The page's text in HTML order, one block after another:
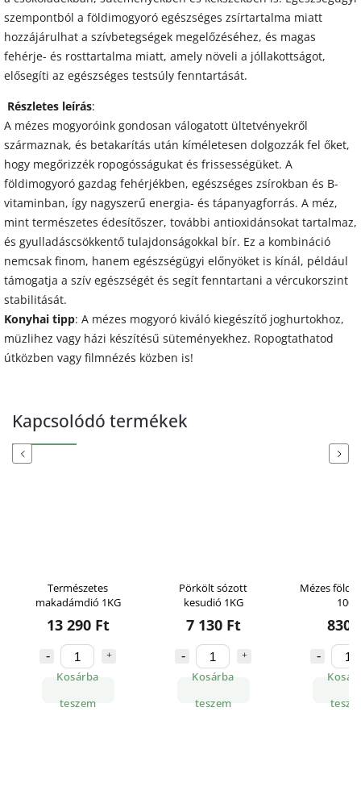
szempontból a földimogyoró egészséges zsírtartalma miatt
hozzájárulhat a szívbetegségek megelőzéséhez, és magas
fehérje- és rosttartalma miatt, amely növeli a jóllakottságot,
elősegíti az egészséges testsúly fenntartását.
Részletes leírás:
A mézes mogyoróink gondosan válogatott ültetvényekről
származnak, és betakarítás után kíméletesen dolgozzák fel őket,
hogy megőrizzék ropogósságukat és frissességüket. A
földimogyoró gazdag fehérjékben, egészséges zsírokban és B-
vitaminban, így nagyszerű energia- és tápanyagforrás. A méz,
mint természetes édesítőszer, további antioxidánsokat tartalmaz,
és gyulladáscsökkentő tulajdonságokkal bír. Ez a kombináció
nemcsak finom, hanem egészségügyi előnyöket is kínál, például
támogatja a szív egészségét és segít fenntartani a vércukorszint
stabilitását.
Konyhai tipp: A mézes mogyoró kiváló kiegészítő joghurtokhoz,
müzlihez vagy házi készítésű süteményekhez. Ropogtathatod
útközben vagy filmnézés közben is!
Kapcsolódó termékek
Previous
Természetes
makadámdió 1KG
13 290 Ft
Kosárba
teszem
Pörkölt sózott
kesudió 1KG
7 130 Ft
Kosárba
teszem
Mézes
100G
830
Next